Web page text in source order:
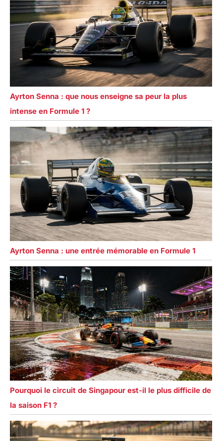
Ayrton Senna : que nous enseigne sa peur la plus
intense en Formule 1 ?
Ayrton Senna : une entrée mémorable en Formule 1
Pourquoi le circuit de Singapour est-il le plus difficile de
la saison F1 ?